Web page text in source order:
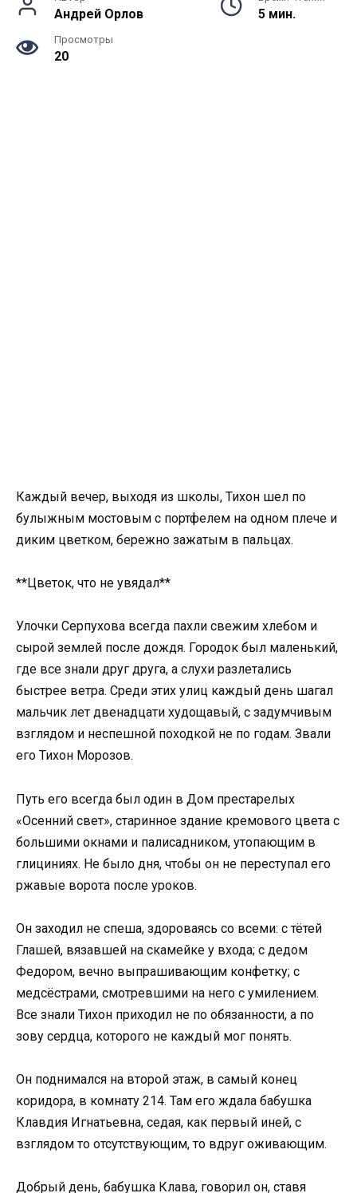
Андрей Орлов 5 мин.
Просмотры
20
Каждый вечер, выходя из школы, Тихон шел по
булыжным мостовым с портфелем на одном плече и
диким цветком, бережно зажатым в пальцах.
**Цветок, что не увядал**
Улочки Серпухова всегда пахли свежим хлебом и
сырой землей после дождя. Городок был маленький,
где все знали друг друга, а слухи разлетались
быстрее ветра. Среди этих улиц каждый день шагал
мальчик лет двенадцати худощавый, с задумчивым
взглядом и неспешной походкой не по годам. Звали
его Тихон Морозов.
Путь его всегда был один в Дом престарелых
«Осенний свет», старинное здание кремового цвета с
большими окнами и палисадником, утопающим в
глициниях. Не было дня, чтобы он не переступал его
ржавые ворота после уроков.
Он заходил не спеша, здороваясь со всеми: с тётей
Глашей, вязавшей на скамейке у входа; с дедом
Федором, вечно выпрашивающим конфетку; с
медсёстрами, смотревшими на него с умилением.
Все знали Тихон приходил не по обязанности, а по
зову сердца, которого не каждый мог понять.
Он поднимался на второй этаж, в самый конец
коридора, в комнату 214. Там его ждала бабушка
Клавдия Игнатьевна, седая, как первый иней, с
взглядом то отсутствующим, то вдруг оживающим.
Добрый день, бабушка Клава, говорил он, ставя